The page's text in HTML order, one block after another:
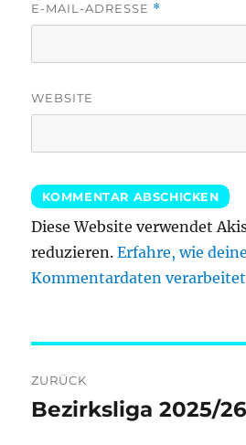
E-MAIL-ADRESSE *
WEBSITE
Diese Website verwendet
reduzieren.Erfahre, wie deine
Kommentardaten
ZURÜCK
Vorheriger
Bezirksliga 2025/